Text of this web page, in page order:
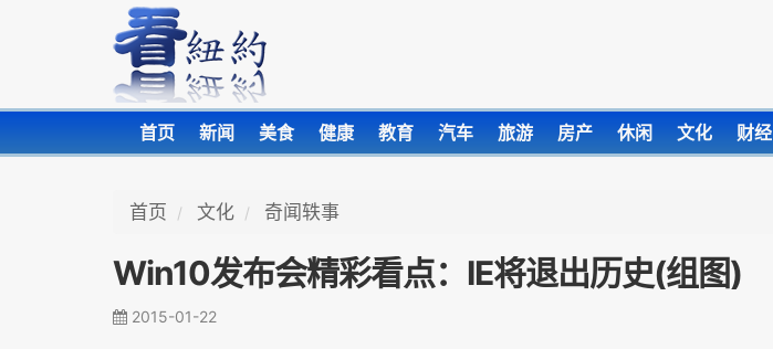
首页 新闻 美食 健康 教育 汽车 旅游 房产 休闲 文化 财经
首页 文化 奇闻轶事
Win10发布会精彩看点：IE将退出历史(组图)
2015-01-22